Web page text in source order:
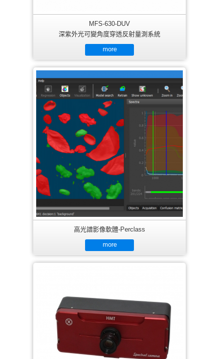
MFS-630-DUV
深紫外光可變角度穿透反射量測系統
more
高光譜影像軟體-Perclass
more